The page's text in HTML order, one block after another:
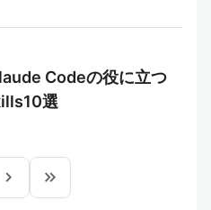
Codeの役に立つ
選
navigate_next keyboard_double_arrow_right